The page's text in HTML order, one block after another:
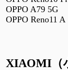
OPPO A79 5G
OPPO Reno11 A
XIAOMI（